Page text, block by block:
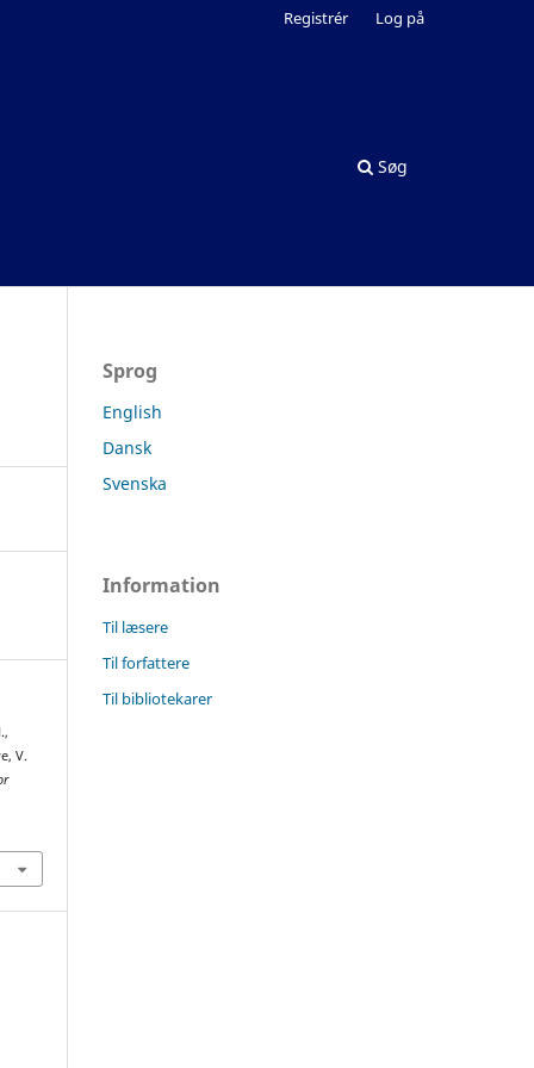
Søg
Registrér Log på
V.
Sprog
English
Dansk
Svenska
Information
Til læsere
Til forfattere
Til bibliotekarer